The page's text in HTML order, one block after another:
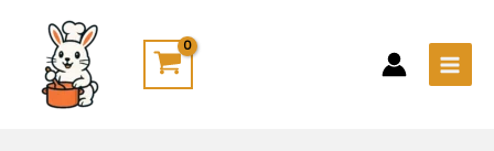
content